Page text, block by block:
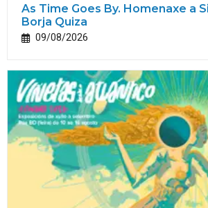
As Time Goes By. Homenaxe a
Borja Quiza
09/08/2026